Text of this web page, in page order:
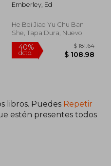
Emberley, Ed
He Bei Jiao Yu Chu Ban
She, Tapa Dura, Nuevo
libros. Puedes Repetir
estén presentes todos